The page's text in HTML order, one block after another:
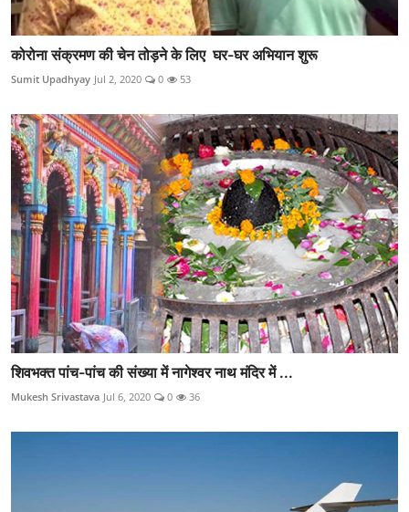
कोरोना संक्रमण की चेन तोड़ने के लिए घर-घर अभियान शुरू
Sumit Upadhyay Jul 2, 2020 0 53
शिवभक्त पांच-पांच की संख्या में नागेश्वर नाथ मंदिर में ...
Mukesh Srivastava Jul 6, 2020 0 36